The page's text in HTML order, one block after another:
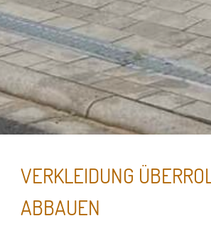
VERKLEIDUNG
ABBAUEN
Essenzielle Cookies